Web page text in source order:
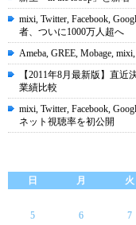
mixi, Twitter, Facebook,
者、ついに1000万人超へ
Ameba, GREE, Mobage,
【2011年8月最新版】直近
業績比較
mixi, Twitter, Facebook,
ネット視聴率を初公開
日
月 火
5
6 7